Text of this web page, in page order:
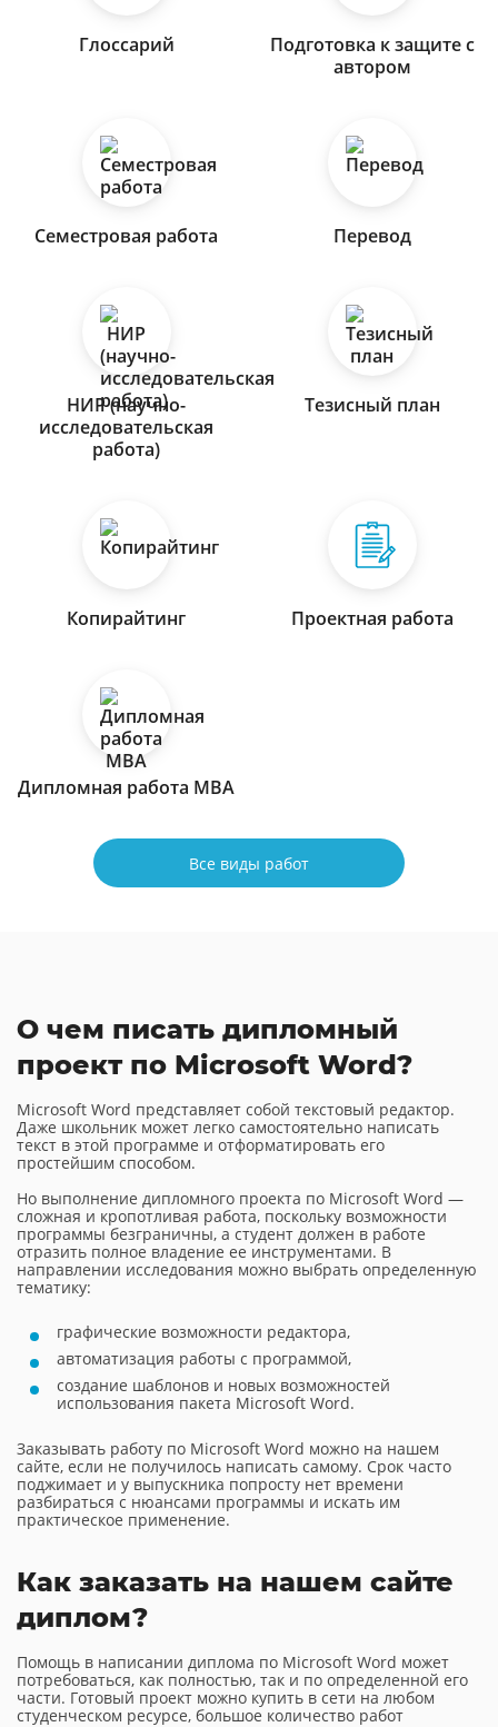
Глоссарий
Подготовка к защите с
автором
Семестровая работа Перевод
НИР (научно-
исследовательская
работа)
Тезисный план
Копирайтинг Проектная работа
Дипломная работа МВА
Все виды работ
О чем писать дипломный
проект по Microsoft Word?
Microsoft Word представляет собой текстовый редактор.
Даже школьник может легко самостоятельно написать
текст в этой программе и отформатировать его
простейшим способом.
Но выполнение дипломного проекта по Microsoft Word —
сложная и кропотливая работа, поскольку возможности
программы безграничны, а студент должен в работе
отразить полное владение ее инструментами. В
направлении исследования можно выбрать определенную
тематику:
графические возможности редактора,
автоматизация работы с программой,
создание шаблонов и новых возможностей
использования пакета Microsoft Word.
Заказывать работу по Microsoft Word можно на нашем
сайте, если не получилось написать самому. Срок часто
поджимает и у выпускника попросту нет времени
разбираться с нюансами программы и искать им
практическое применение.
Как заказать на нашем сайте
диплом?
Помощь в написании диплома по Microsoft Word может
потребоваться, как полностью, так и по определенной его
части. Готовый проект можно купить в сети на любом
студенческом ресурсе, большое количество работ